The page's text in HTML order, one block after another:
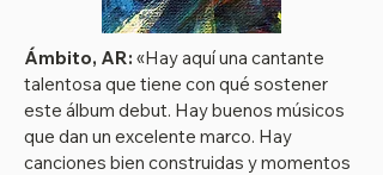
Ámbito, AR: «Hay aquí una cantante
talentosa que tiene con qué sostener
este álbum debut. Hay buenos músicos
que dan un excelente marco. Hay
canciones bien construidas y momentos